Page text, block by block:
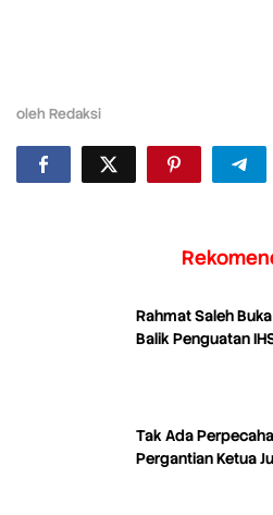
oleh Redaksi
Rahmat Saleh
Balik Penguatan
Tak Ada
Pergantian Ketua